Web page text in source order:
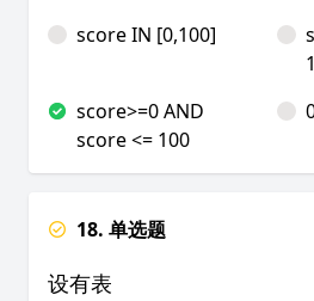
score IN [0,100]
score>=0 AND
score <= 100
18. 单选题
设有表